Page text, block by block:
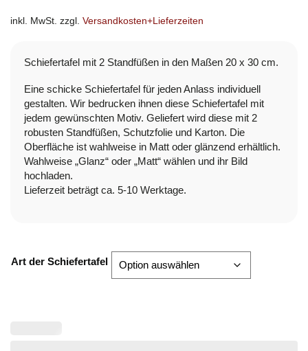
inkl. MwSt. zzgl. Versandkosten+Lieferzeiten
Schiefertafel mit 2 Standfüßen in den Maßen 20 x 30 cm.
Eine schicke Schiefertafel für jeden Anlass individuell
gestalten. Wir bedrucken ihnen diese Schiefertafel mit
jedem gewünschten Motiv. Geliefert wird diese mit 2
robusten Standfüßen, Schutzfolie und Karton. Die
Oberfläche ist wahlweise in Matt oder glänzend erhältlich.
Wahlweise „Glanz“ oder „Matt“ wählen und ihr Bild
hochladen.
Lieferzeit beträgt ca. 5-10 Werktage.
Art der Schiefertafel